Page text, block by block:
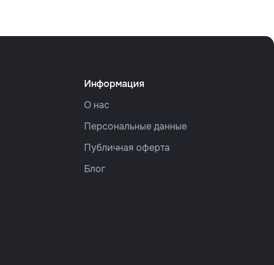
Информация
О нас
Персональные данные
Публичная оферта
Блог